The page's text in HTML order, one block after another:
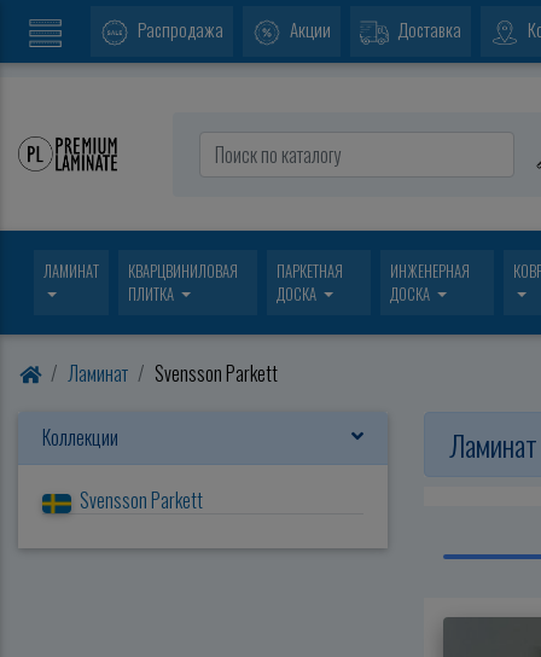
ЛАМИНАТ
КВАРЦВИНИЛОВАЯ
ПЛИТКА
ПАРКЕТНАЯ
ДОСКА
ИНЖЕНЕРНАЯ
ДОСКА
Распродажа Акции Доставка
Ламинат Svensson Parkett
Коллекции
Svensson Parkett